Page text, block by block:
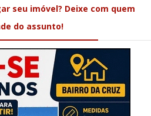
seu imóvel? Deixe com quem
do assunto!